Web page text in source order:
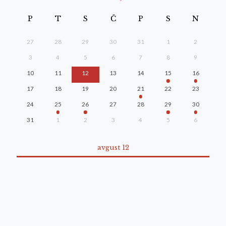
P T S Č P S N
27 28 29 30 31 1 2
3 4 5 6 7 8 9
10 11 12 13 14 15 16
17 18 19 20 21 22 23
24 25 26 27 28 29 30
31 1 2 3 4 5 6
avgust 12